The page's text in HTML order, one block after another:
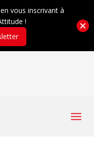
vous inscrivant à
!